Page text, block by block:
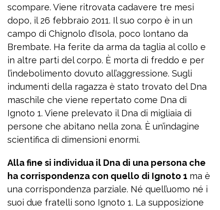
scompare. Viene ritrovata cadavere tre mesi
dopo, il 26 febbraio 2011. Il suo corpo è in un
campo di Chignolo d’Isola, poco lontano da
Brembate. Ha ferite da arma da taglia al collo e
in altre parti del corpo. È morta di freddo e per
l’indebolimento dovuto all’aggressione. Sugli
indumenti della ragazza è stato trovato del Dna
maschile che viene repertato come Dna di
Ignoto 1. Viene prelevato il Dna di migliaia di
persone che abitano nella zona. È un’indagine
scientifica di dimensioni enormi.
Alla fine si individua il Dna di una persona che
ha corrispondenza con quello di Ignoto 1 ma è
una corrispondenza parziale. Né quell’uomo né i
suoi due fratelli sono Ignoto 1. La supposizione